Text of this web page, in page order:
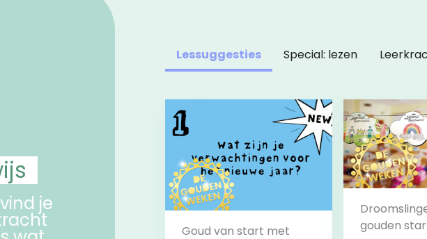
je
Lessuggesties
Goud van start met
gouden
Special: lezen